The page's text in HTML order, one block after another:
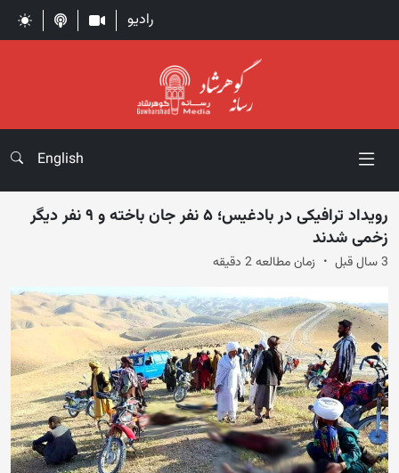
رادیو
English
رویداد ترافیکی در بادغیس؛ ۵ نفر جان باخته و ۹ نفر دیگر
زخمی شدند
3 سال قبل زمان مطالعه 2 دقیقه